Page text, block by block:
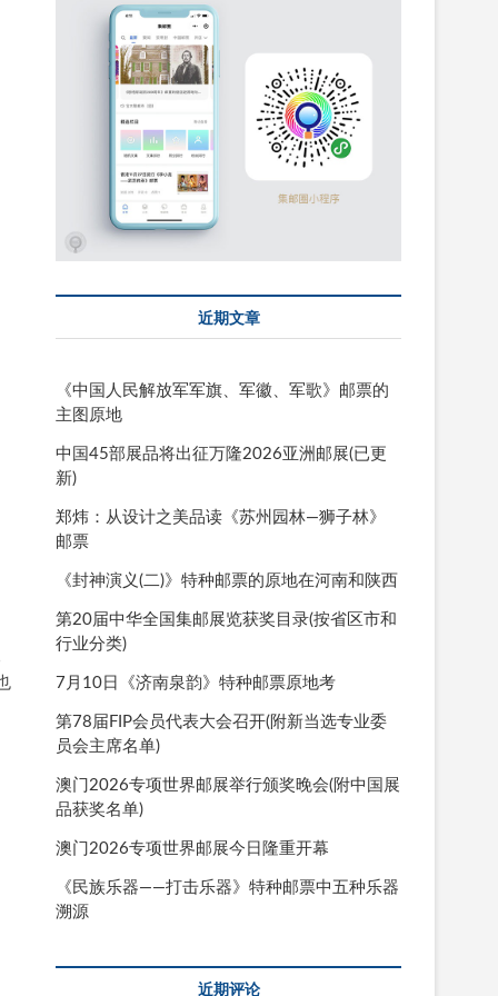
近期文章
《中国人民解放军军旗、军徽、军歌》邮票的
主图原地
中国45部展品将出征万隆2026亚洲邮展(已更
新)
郑炜：从设计之美品读《苏州园林—狮子林》
邮票
《封神演义(二)》特种邮票的原地在河南和陕西
第20届中华全国集邮展览获奖目录(按省区市和
行业分类)
7月10日《济南泉韵》特种邮票原地考
第78届FIP会员代表大会召开(附新当选专业委
员会主席名单)
澳门2026专项世界邮展举行颁奖晚会(附中国展
品获奖名单)
澳门2026专项世界邮展今日隆重开幕
《民族乐器——打击乐器》特种邮票中五种乐器
溯源
近期评论